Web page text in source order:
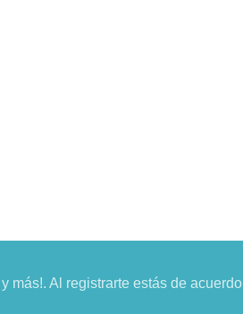
más!. Al registrarte estás de acuerdo